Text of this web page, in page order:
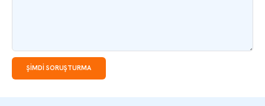
ŞIMDI SORUŞTURMA